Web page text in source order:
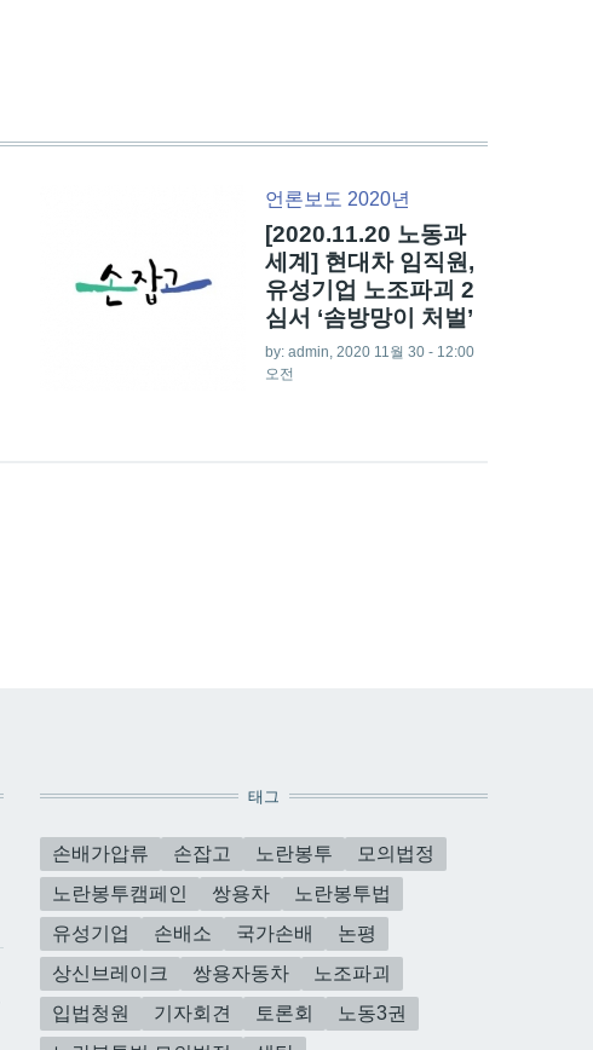
언론보도 2020년
[2020.11.20 노동과
세계] 현대차 임직원,
유성기업 노조파괴 2
심서 ‘솜방망이 처벌’
by: admin, 2020 11월 30 - 12:00
오전
태그
손배가압류 손잡고 노란봉투
모의법정
노란봉투캠페인
쌍용차
노란봉투법
유성기업
손배소 국가손배
논평
상신브레이크
쌍용자동차
노조파괴
입법청원
기자회견 토론회
노동3권